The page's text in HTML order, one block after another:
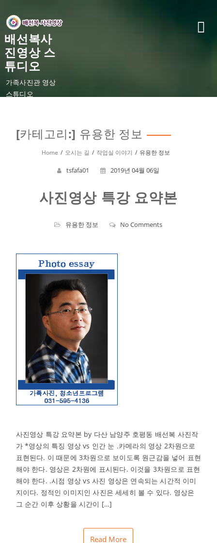
content
배선복사
진영상 스
튜디오
가족사진관 영상
스튜디오
[카테고리:] 유용한 정보
Home 오시는 길 작업실 이야기 유용한 정보
tsfafa01 2019년 04월 06일
사진영상 특강 요약본
유용한 정보 No Comments
사진영상 특강 요약본 by 다산 남양주 호평동 배선복 사진작
가 *영상의 특징 영상 vs 인간 눈 .카메라의 영상 2차원으로
표현된다. 이 때문에 3차원으로 보이도록 원근감을 넣어 표현
해야 한다. 영상은 2차원에 표시된다. 이것을 3차원으로 표현
해야 한다. .시점 영상 vs 사진 영상은 연속되는 시간적 이미
지이다. 정적인 이미지인 사진은 세세히 볼 수 있다. 영상은
그 순간 이후 상황을 시간이 […]
Read More